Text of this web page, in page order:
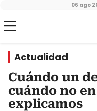
06 ago
Actualidad
Cuándo un
cuándo no
explicamos